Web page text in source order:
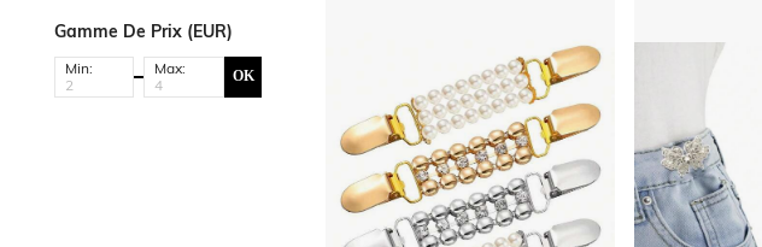
Gamme De Prix (EUR)
Min: Max: OK